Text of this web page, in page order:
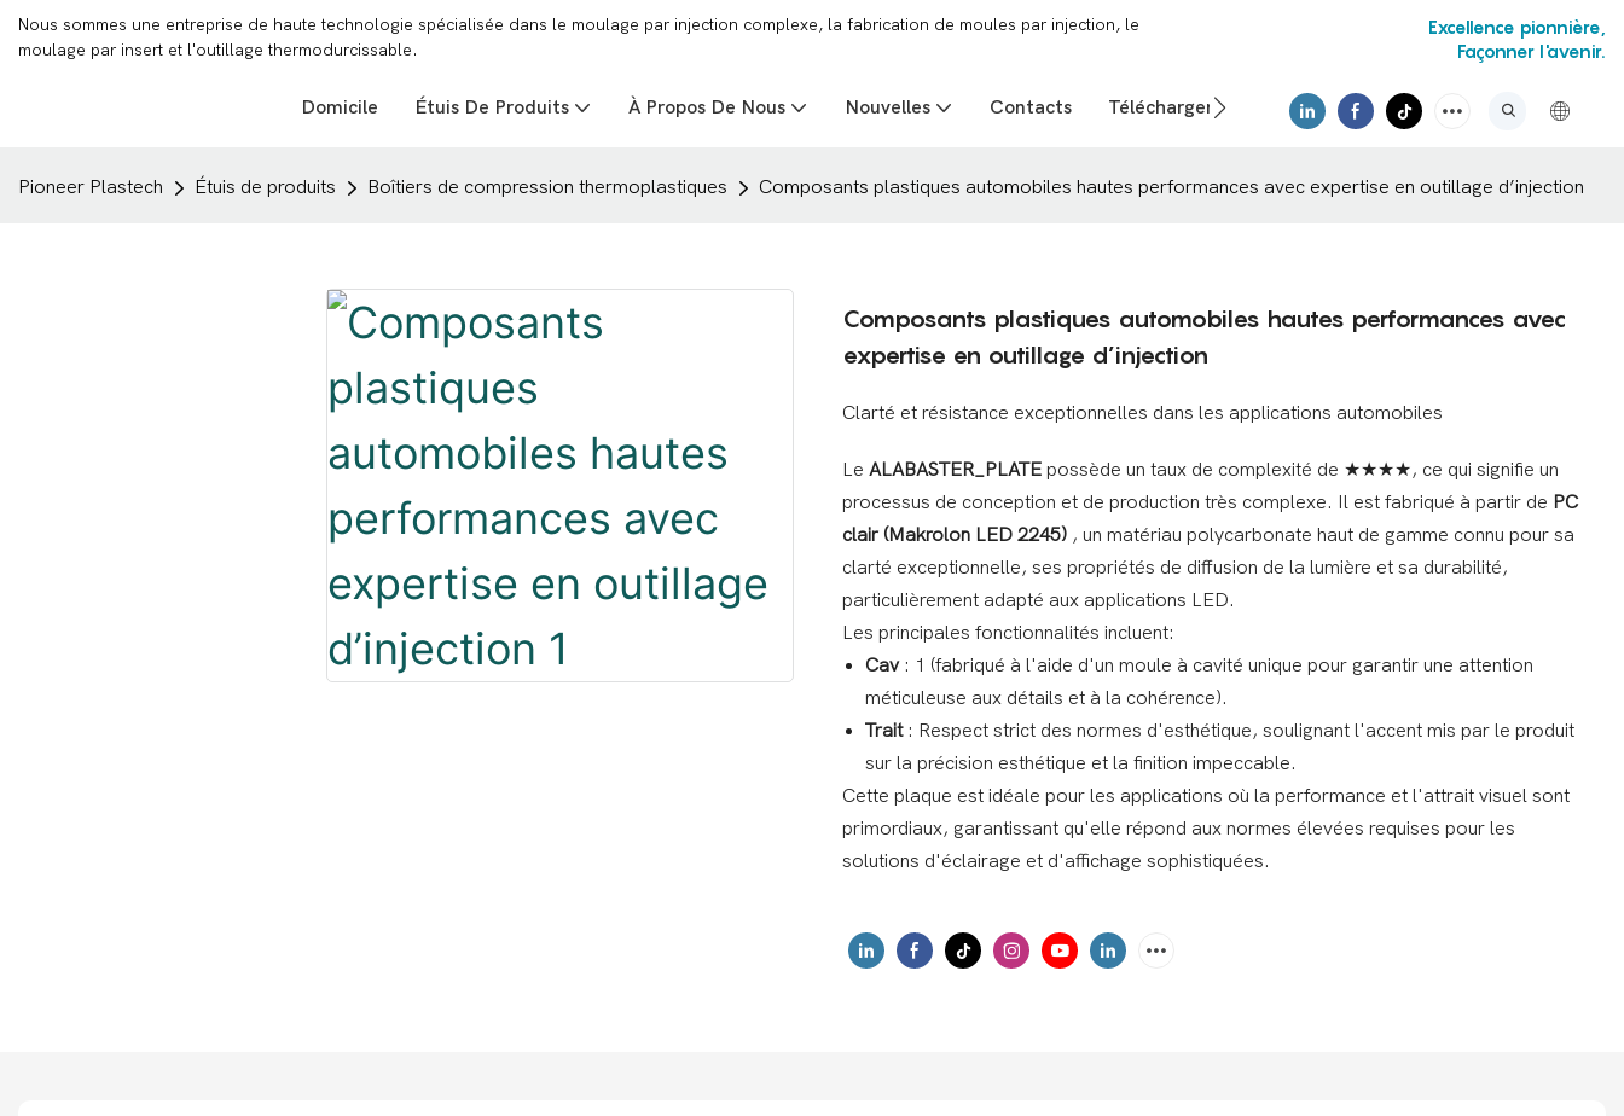
Nous sommes une entreprise de haute technologie spécialisée dans le moulage par injection complexe, la fabrication de moules par injection, le
moulage par insert et l'outillage thermodurcissable.
Excellence pionnière,
Façonner l'avenir.
Domicile Étuis De Produits À Propos De Nous Nouvelles Contacts Téléchargements Vidéo
Pioneer Plastech Étuis de produits Boîtiers de compression thermoplastiques Composants plastiques automobiles hautes performances avec expertise en outillage d’injection
Composants plastiques automobiles hautes performances avec
expertise en outillage d’injection
Clarté et résistance exceptionnelles dans les applications automobiles
Le ALABASTER_PLATE possède un taux de complexité de ★★★★, ce qui signifie un
processus de conception et de production très complexe. Il est fabriqué à partir de PC
clair (Makrolon LED 2245) , un matériau polycarbonate haut de gamme connu pour sa
clarté exceptionnelle, ses propriétés de diffusion de la lumière et sa durabilité,
particulièrement adapté aux applications LED.
Les principales fonctionnalités incluent:
Cav : 1 (fabriqué à l'aide d'un moule à cavité unique pour garantir une attention
méticuleuse aux détails et à la cohérence).
Trait : Respect strict des normes d'esthétique, soulignant l'accent mis par le produit
sur la précision esthétique et la finition impeccable.
Cette plaque est idéale pour les applications où la performance et l'attrait visuel sont
primordiaux, garantissant qu'elle répond aux normes élevées requises pour les
solutions d'éclairage et d'affichage sophistiquées.